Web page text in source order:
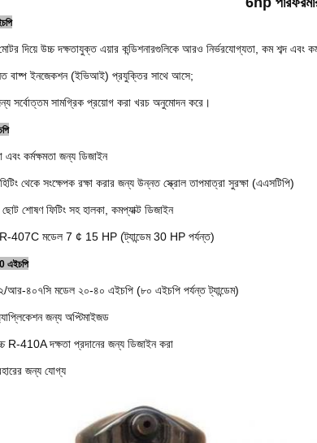
দিয়ে উচ্চ দক্ষতাযুক্ত এয়ার কন্ডিশনারগুলিকে আরও নির্ভরযোগ্যতা, কম শব্দ এবং
বাষ্প ইনজেকশন (ইভিআই) প্রযুক্তির সাথে আসে;
সর্বোত্তম সামগ্রিক প্রয়োগ করা খরচ অনুমোদন করে।
কর্মক্ষমতা জন্য ডিজাইন
থেকে সংক্ষেপক রক্ষা করার জন্য উন্নত স্ক্রোল তাপমাত্রা সুরক্ষা (এএসটিপি)
শোষণ ফিটিং সহ হালকা, কমপ্যাক্ট ডিজাইন
407C মডেল 7 ¢ 15 HP (ট্যান্ডেম 30 HP পর্যন্ত)
এইচপি
৪০৭সি মডেল ২০-৪০ এইচপি (৮০ এইচপি পর্যন্ত ট্যান্ডেম)
জন্য অপ্টিমাইজড
R-410A দক্ষতা প্রদানের জন্য ডিজাইন করা
জন্য যোগ্য